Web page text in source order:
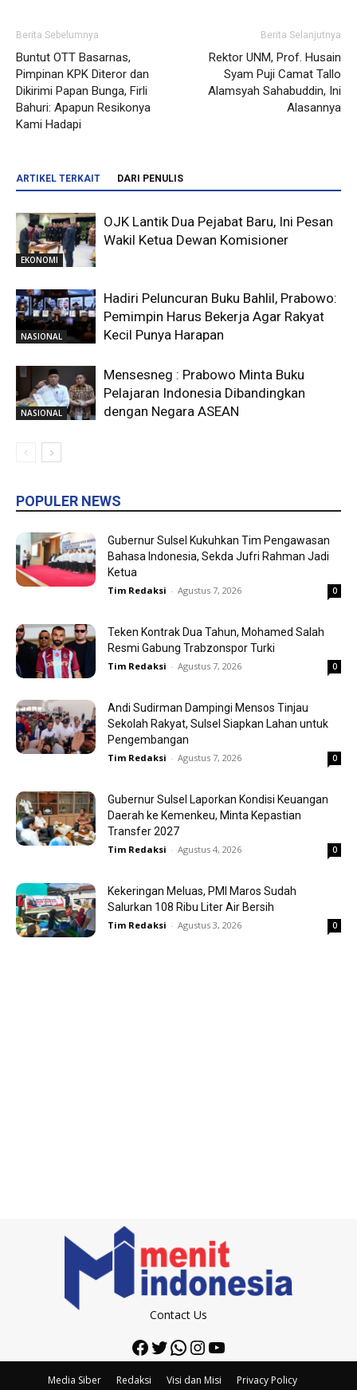
Berita Sebelumnya
Buntut OTT Basarnas,
Pimpinan KPK Diteror dan
Dikirimi Papan Bunga, Firli
Bahuri: Apapun Resikonya
Kami Hadapi
Berita Selanjutnya
Rektor UNM, Prof. Husain
Syam Puji Camat Tallo
Alamsyah Sahabuddin, Ini
Alasannya
ARTIKEL TERKAIT DARI PENULIS
EKONOMI
OJK Lantik Dua Pejabat Baru, Ini Pesan
Wakil Ketua Dewan Komisioner
NASIONAL
Hadiri Peluncuran Buku Bahlil, Prabowo:
Pemimpin Harus Bekerja Agar Rakyat
Kecil Punya Harapan
NASIONAL
Mensesneg : Prabowo Minta Buku
Pelajaran Indonesia Dibandingkan
dengan Negara ASEAN
POPULER NEWS
Gubernur Sulsel Kukuhkan Tim Pengawasan
Bahasa Indonesia, Sekda Jufri Rahman Jadi
Ketua
Tim Redaksi - Agustus 7, 2026 0
Teken Kontrak Dua Tahun, Mohamed Salah
Resmi Gabung Trabzonspor Turki
Tim Redaksi - Agustus 7, 2026 0
Andi Sudirman Dampingi Mensos Tinjau
Sekolah Rakyat, Sulsel Siapkan Lahan untuk
Pengembangan
Tim Redaksi - Agustus 7, 2026 0
Gubernur Sulsel Laporkan Kondisi Keuangan
Daerah ke Kemenkeu, Minta Kepastian
Transfer 2027
Tim Redaksi - Agustus 4, 2026 0
Kekeringan Meluas, PMI Maros Sudah
Salurkan 108 Ribu Liter Air Bersih
Tim Redaksi - Agustus 3, 2026 0
Contact Us
Facebook
Twitter
WhatsApp
Instagram
YouTube
Media Siber Redaksi Visi dan Misi Privacy Policy